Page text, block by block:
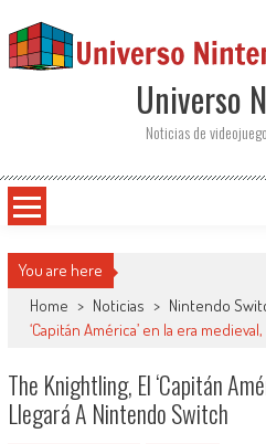
Universo
Noticias de
You are here
Home > Noticias > Nintendo
‘Capitán América’ en la era
The Knightling, El ‘Capitán
Llegará A Nintendo Switch